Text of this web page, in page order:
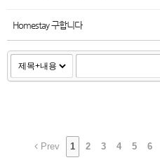
Homestay 구합니다
Prev 1 2 3 4 5 6